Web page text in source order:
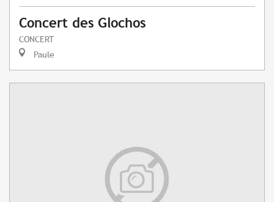
Concert des Glochos
CONCERT
Paule